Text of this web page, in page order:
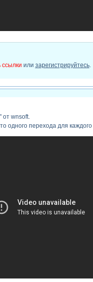
ссылки или зарегистрируйтесь.
от wnsoft.
одного перехода для